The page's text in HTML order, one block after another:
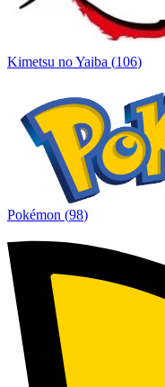
Kimetsu no Yaiba (106)
Pokémon (98)